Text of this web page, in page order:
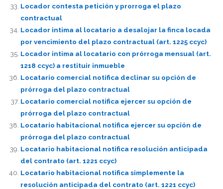
Locador contesta petición y prorroga el plazo
contractual
Locador intima al locatario a desalojar la finca locada
por vencimiento del plazo contractual (art. 1225 ccyc)
Locador intima al locatario con prórroga mensual (art.
1218 ccyc) a restituir inmueble
Locatario comercial notifica declinar su opción de
prórroga del plazo contractual
Locatario comercial notifica ejercer su opción de
prórroga del plazo contractual
Locatario habitacional notifica ejercer su opción de
prórroga del plazo contractual
Locatario habitacional notifica resolución anticipada
del contrato (art. 1221 ccyc)
Locatario habitacional notifica simplemente la
resolución anticipada del contrato (art. 1221 ccyc)